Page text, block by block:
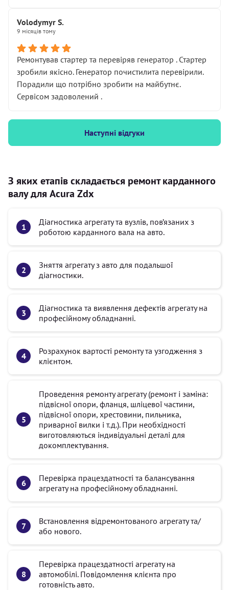
Volodymyr S.
9 місяців тому
Ремонтував стартер та перевіряв генератор . Стартер
зробили якісно. Генератор почистилита перевірили.
Порадили що потрібно зробити на майбутнє.
Сервісом задоволений .
Наступні відгуки
З яких етапів складається ремонт карданного
валу для Acura Zdx
Діагностика агрегату та вузлів, пов’язаних з
роботою карданного вала на авто.
Зняття агрегату з авто для подальшої
діагностики.
Діагностика та виявлення дефектів агрегату на
професійному обладнанні.
Розрахунок вартості ремонту та узгодження з
клієнтом.
Проведення ремонту агрегату (ремонт і заміна:
підвісної опори, фланця, шліцевої частини,
підвісної опори, хрестовини, пильника,
приварної вилки і т.д.). При необхідності
виготовляються індивідуальні деталі для
докомплектування.
Перевірка працездатності та балансування
агрегату на професійному обладнанні.
Встановлення відремонтованого агрегату та/
або нового.
Перевірка працездатності агрегату на
автомобілі. Повідомлення клієнта про
готовність авто.